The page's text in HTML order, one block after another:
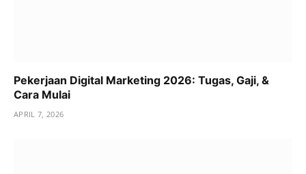
Pekerjaan Digital Marketing 2026: Tugas, Gaji, &
Cara Mulai
APRIL 7, 2026